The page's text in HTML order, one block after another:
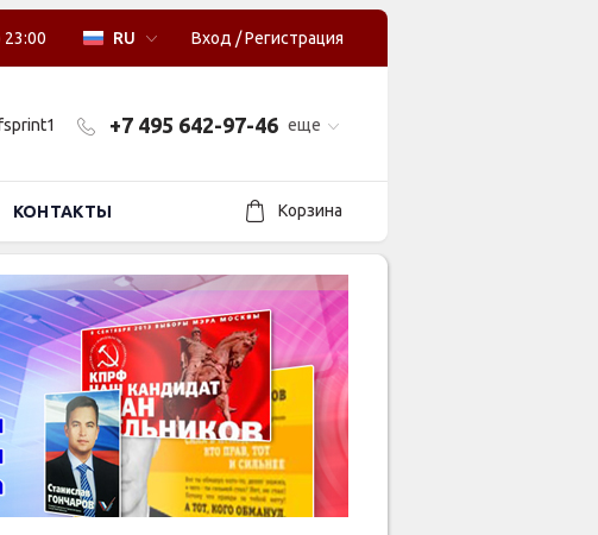
Вход /Регистрация
RU
еще
+7 495 642-97-46
КОНТАКТЫ Корзина